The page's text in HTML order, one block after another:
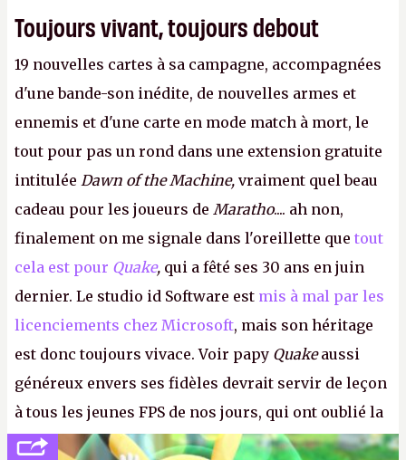
Toujours vivant, toujours debout
19 nouvelles cartes à sa campagne, accompagnées
d'une bande-son inédite, de nouvelles armes et
ennemis et d'une carte en mode match à mort, le
tout pour pas un rond dans une extension gratuite
intitulée Dawn of the Machine, vraiment quel beau
cadeau pour les joueurs de Maratho.... ah non,
finalement on me signale dans l'oreillette que tout
cela est pour Quake, qui a fêté ses 30 ans en juin
dernier. Le studio id Software est mis à mal par les
licenciements chez Microsoft, mais son héritage
est donc toujours vivace. Voir papy Quakeaussi
généreux envers ses fidèles devrait servir de leçon
à tous les jeunes FPS de nos jours, qui ont oublié la
politesse et le respect envers leurs joueurs et les